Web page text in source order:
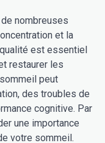
nombreuses
et la
est essentiel
restaurer les
peut
des troubles de
cognitive. Par
une importance
votre sommeil.